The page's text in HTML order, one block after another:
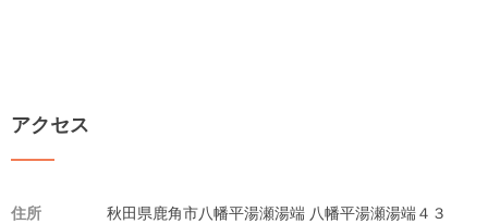
アクセス
住所 秋田県鹿角市八幡平湯瀬湯端 八幡平湯瀬湯端４３